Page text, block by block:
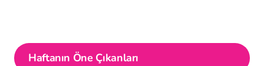
Haftanın Öne Çıkanları